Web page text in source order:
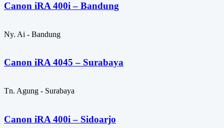
Canon iRA 400i – Bandung
Ny. Ai - Bandung
Canon iRA 4045 – Surabaya
Tn. Agung - Surabaya
Canon iRA 400i – Sidoarjo